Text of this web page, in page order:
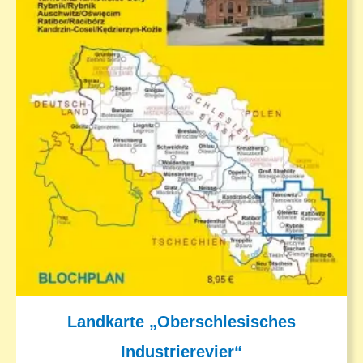
Landkarte „Oberschlesisches
Industrierevier“